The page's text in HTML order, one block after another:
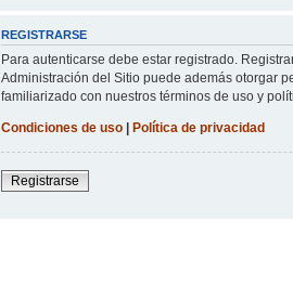
REGISTRARSE
Para autenticarse debe estar registrado.
Administración del Sitio puede además otorgar
familiarizado con nuestros términos de uso y
Condiciones de uso| Política de privacidad
Registrarse